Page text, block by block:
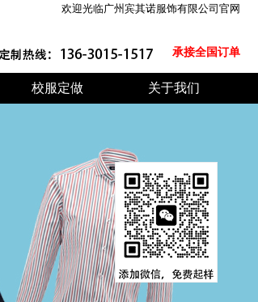
欢迎光临广州宾其诺服饰有限公司官网
承接全国订单
校服定做 关于我们